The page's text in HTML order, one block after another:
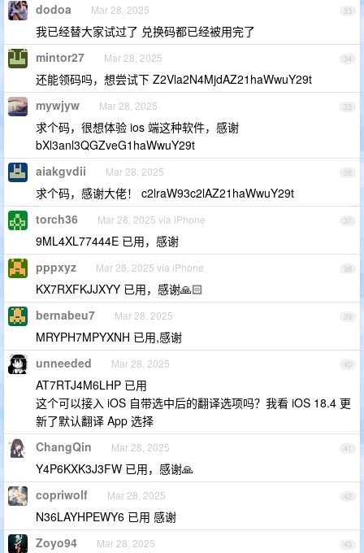
33
dodoa Mar 28, 2025
我已经替大家试过了 兑换码都已经被用完了
34
mintor27 Mar 28, 2025
还能领码吗，想尝试下 Z2Vla2N4MjdAZ21haWwuY29t
35
mywjyw Mar 28, 2025
求个码，很想体验 ios 端这种软件，感谢
bXl3anl3QGZveG1haWwuY29t
36
aiakgvdii Mar 28, 2025
求个码，感谢大佬！ c2lraW93c2lAZ21haWwuY29t
37
torch36 Mar 28, 2025 via iPhone
9ML4XL77444E 已用，感谢
38
pppxyz Mar 28, 2025 via iPhone
KX7RXFKJJXYY 已用，感谢🙏🏻
39
bernabeu7 Mar 28, 2025
MRYPH7MPYXNH 已用,感谢
40
unneeded Mar 28, 2025
AT7RTJ4M6LHP 已用
这个可以接入 iOS 自带选中后的翻译选项吗？我看 iOS 18.4 更
新了默认翻译 App 选择
41
ChangQin Mar 28, 2025
Y4P6KXK3J3FW 已用，感谢🙏
42
copriwolf Mar 28, 2025
N36LAYHPEWY6 已用 感谢
43
Zoyo94 Mar 28, 2025